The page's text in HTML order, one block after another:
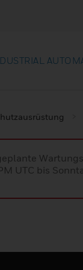
UTC bis